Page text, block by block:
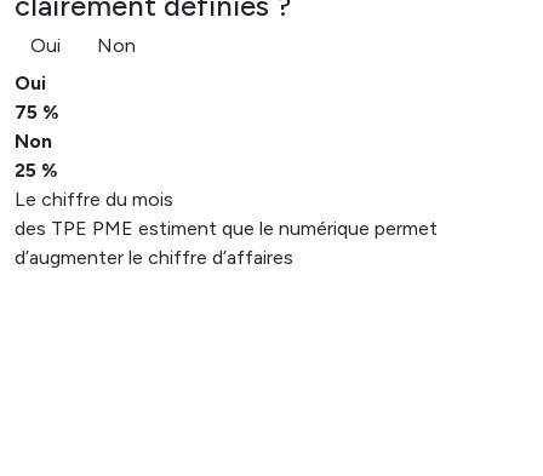
Oui
Non
Oui
75 %
Non
25 %
Le chiffre du mois
des TPE PME estiment que le numérique permet
d’augmenter le chiffre d’affaires